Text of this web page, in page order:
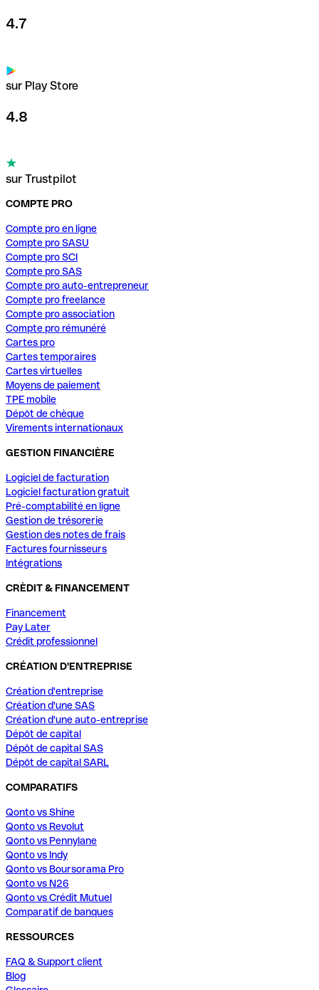
4.7
sur Play Store
4.8
sur Trustpilot
COMPTE PRO
Compte pro en ligne
Compte pro SASU
Compte pro SCI
Compte pro SAS
Compte pro auto-entrepreneur
Compte pro freelance
Compte pro association
Compte pro rémunéré
Cartes pro
Cartes temporaires
Cartes virtuelles
Moyens de paiement
TPE mobile
Dépôt de chèque
Virements internationaux
GESTION FINANCIÈRE
Logiciel de facturation
Logiciel facturation gratuit
Pré-comptabilité en ligne
Gestion de trésorerie
Gestion des notes de frais
Factures fournisseurs
Intégrations
CRÈDIT & FINANCEMENT
Financement
Pay Later
Crédit professionnel
CRÉATION D'ENTREPRISE
Création d'entreprise
Création d'une SAS
Création d'une auto-entreprise
Dépôt de capital
Dépôt de capital SAS
Dépôt de capital SARL
COMPARATIFS
Qonto vs Shine
Qonto vs Revolut
Qonto vs Pennylane
Qonto vs Indy
Qonto vs Boursorama Pro
Qonto vs N26
Qonto vs Crédit Mutuel
Comparatif de banques
RESSOURCES
FAQ & Support client
Blog